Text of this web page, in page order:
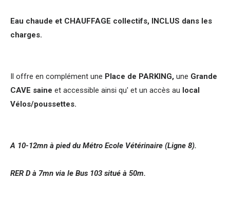
Eau chaude et CHAUFFAGE collectifs, INCLUS dans les
charges.
Il offre en complément une Place de PARKING, une Grande
CAVE saine et accessible ainsi qu' et un accès au local
Vélos/poussettes.
A 10-12mn à pied du Métro Ecole Vétérinaire (Ligne 8).
RER D à 7mn via le Bus 103 situé à 50m.